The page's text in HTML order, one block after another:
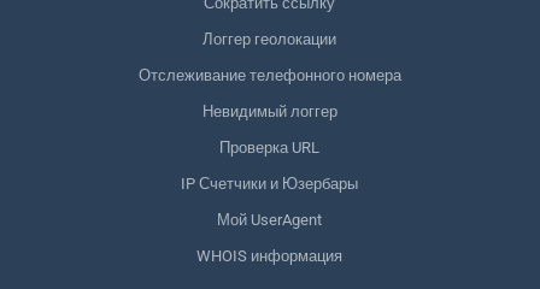
Логгер геолокации
Отслеживание телефонного номера
Невидимый логгер
Проверка URL
IP Счетчики и Юзербары
Мой UserAgent
WHOIS информация